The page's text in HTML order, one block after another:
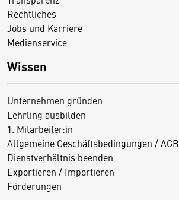
Rechtliches
Jobs und Karriere
Medienservice
Wissen
Unternehmen gründen
Lehrling ausbilden
1. Mitarbeiter:in
Allgemeine Geschäftsbedingungen / AGB
Dienstverhältnis beenden
Exportieren / Importieren
Förderungen